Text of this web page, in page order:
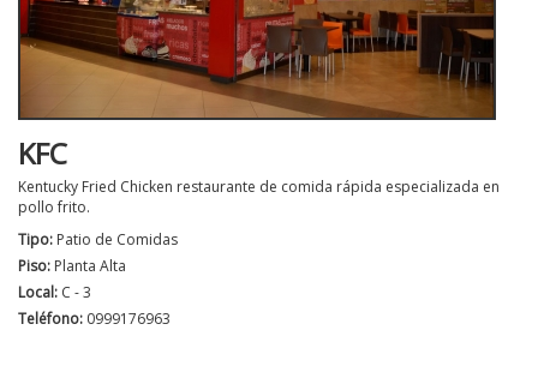
KFC
Kentucky Fried Chicken restaurante de comida rápida especializada en
pollo frito.
Tipo: Patio de Comidas
Piso: Planta Alta
Local: C - 3
Teléfono: 0999176963